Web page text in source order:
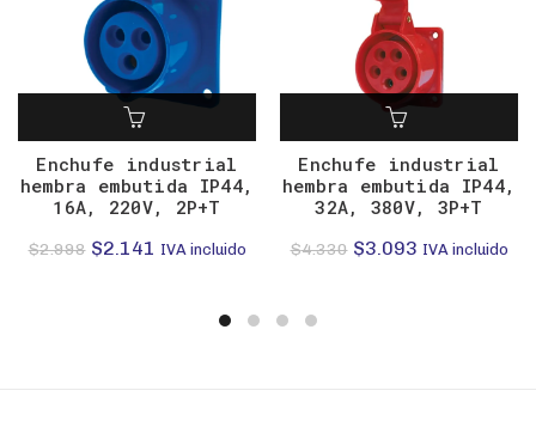
Enchufe industrial
hembra embutida IP44,
16A, 220V, 2P+T
$2.998 El
$2.141 El
IVA incluido
Enchufe industrial
hembra embutida IP44,
32A, 380V, 3P+T
$4.330 El
$3.093ElIVA incluido